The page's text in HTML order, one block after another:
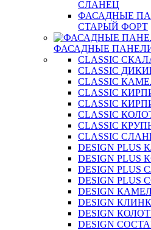
СЛАНЕЦ
ФАСАДНЫЕ
СТАРЫЙ ФОРТ
ФАСАДНЫЕ ПАНЕЛИ
CLASSIC
CLASSIC
CLASSIC
CLASSIC
CLASSIC
CLASSIC
CLASSIC
CLASSIC
DESIGN
DESIGN
DESIGN PLUS
DESIGN
DESIGN
DESIGN
DESIGN
DESIGN